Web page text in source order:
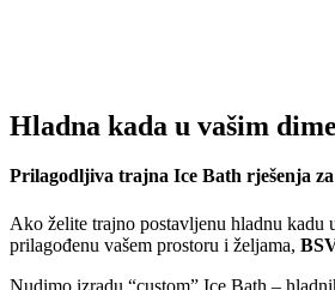
Hladna kada u vašim
Prilagodljiva trajna Ice Bath rješenja za
Ako želite trajno postavljenu hladnu kadu
prilagođenu vašem prostoru i željama,
Nudimo izradu “custom” Ice Bath –